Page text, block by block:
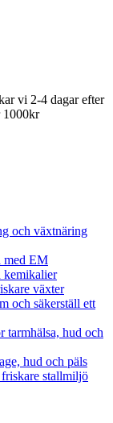
vi 2-4 dagar efter
1000kr
och växtnäring
med EM
kemikalier
växter
och säkerställ ett
tarmhälsa, hud och
hud och päls
stallmiljö